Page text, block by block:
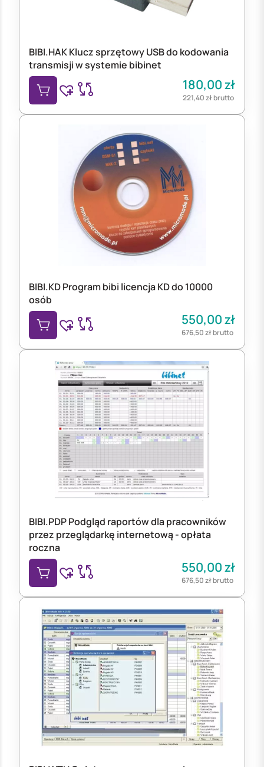
BIBI.HAK Klucz sprzętowy USB do kodowania
transmisji w systemie bibinet
180,00zł
221,40złbrutto
BIBI.KD Program bibi licencja KD do 10000
osób
550,00zł
676,50złbrutto
BIBI.PDP Podgląd raportów dla pracowników
przez przeglądarkę internetową - opłata
roczna
550,00zł
676,50złbrutto